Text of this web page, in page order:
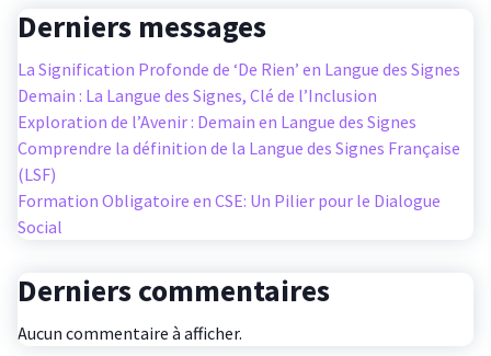
Derniers messages
La Signification Profonde de ‘De Rien’ en Langue des Signes
Demain : La Langue des Signes, Clé de l’Inclusion
Exploration de l’Avenir : Demain en Langue des Signes
Comprendre la définition de la Langue des Signes Française
(LSF)
Formation Obligatoire en CSE: Un Pilier pour le Dialogue
Social
Derniers commentaires
Aucun commentaire à afficher.